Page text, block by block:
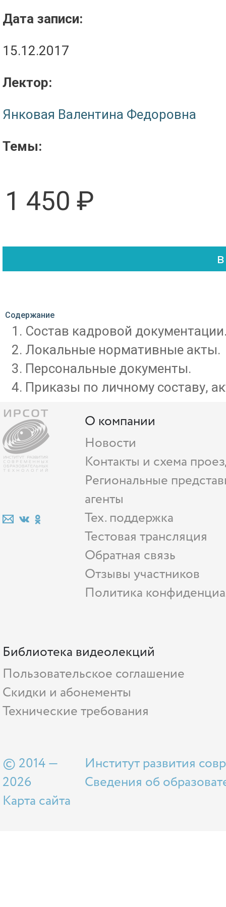
Дата записи:
15.12.2017
Лектор:
Янковая Валентина Федоровна
Темы:
1 450 ₽
Содержание
Состав кадровой
Локальные нормативные акты.
Персональные документы.
Приказы по личному составу,
О компании
Новости
Контакты и схема
Региональные
агенты
Тех. поддержка
Тестовая трансляция
Обратная связь
Отзывы участников
Политика
Библиотека видеолекций
Пользовательское соглашение
Скидки и абонементы
Технические требования
© 2014 —
2026
Карта сайта
Институт развития
Сведения об